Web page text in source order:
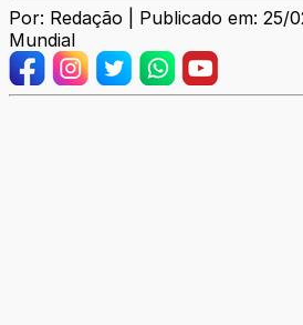
Por: Redação | Publicado em: 25/
Mundial